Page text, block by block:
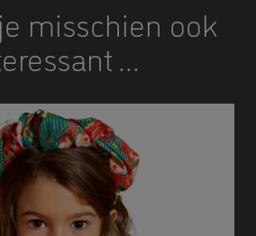
misschien ook
...